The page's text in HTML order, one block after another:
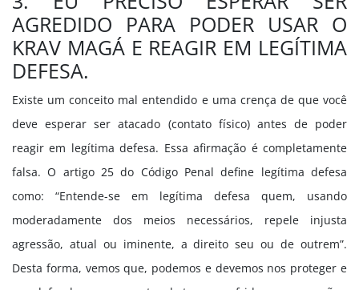
AGREDIDO PARA PODER USAR O
KRAV MAGÁ E REAGIR EM LEGÍTIMA
DEFESA.
Existe um conceito mal entendido e uma crença de que você
deve esperar ser atacado (contato físico) antes de poder
reagir em legítima defesa. Essa afirmação é completamente
falsa. O artigo 25 do Código Penal define legítima defesa
como: “Entende-se em legítima defesa quem, usando
moderadamente dos meios necessários, repele injusta
agressão, atual ou iminente, a direito seu ou de outrem”.
Desta forma, vemos que, podemos e devemos nos proteger e